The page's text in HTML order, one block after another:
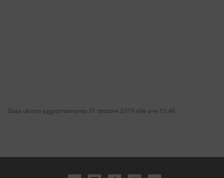
Data ultimo aggiornamento 31 ottobre 2019 alle ore 15:46